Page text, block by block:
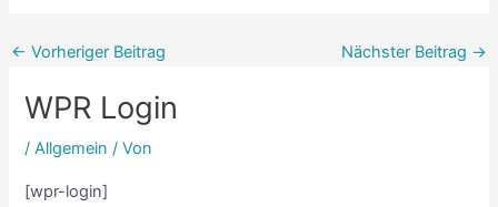
← Vorheriger Beitrag Nächster Beitrag →
WPR Login
/Allgemein / Von
[wpr-login]